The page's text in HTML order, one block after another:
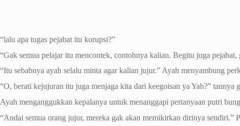
“lalu apa tugas pejabat itu korupsi?”
“Gak semua pelajar itu mencontek, contohnya kalian. Begitu juga
“Itu sebabnya ayah selalu minta agar kalian jujur.” Ayah menyambung
“O, berati kejujuran itu juga menjaga kita dari keegoisan ya Yah?” tannya
Ayah menganggukkan kepalanya untuk menanggapi pertanyaan putri
“Andai semua orang jujur, mereka gak akan memikirkan dirinya sendiri.”